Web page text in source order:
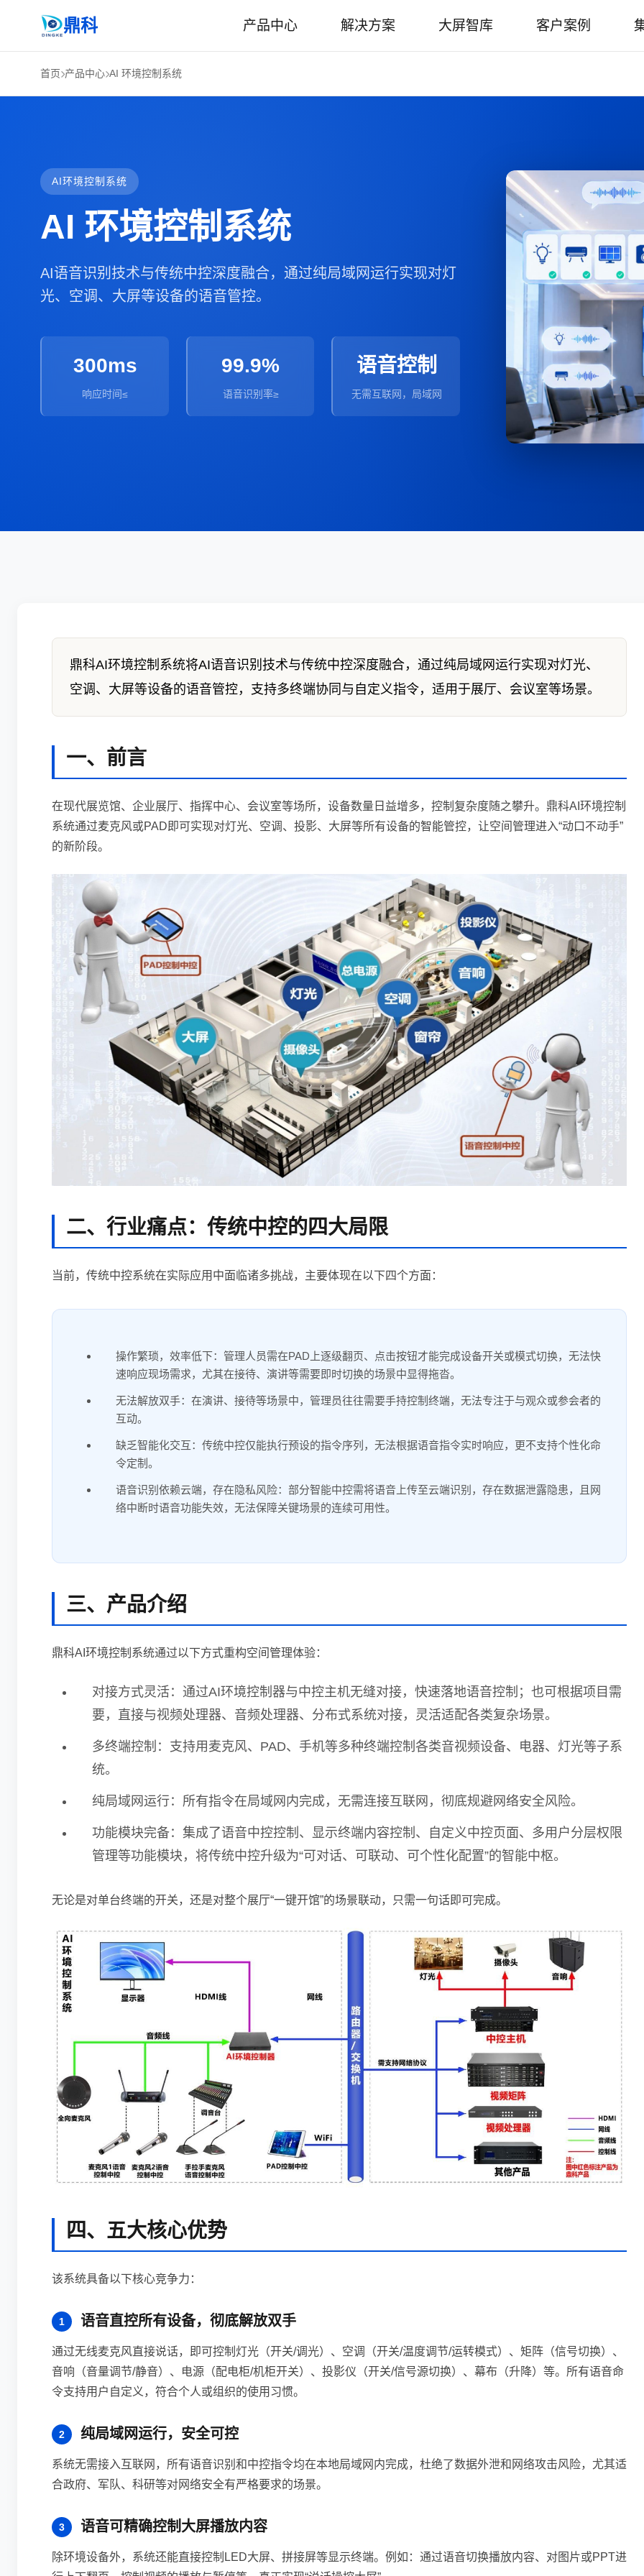
鼎科 产品中心 解决方案 大屏智库 客户案例
首页 产品中心 AI 环境控制系统
AI环境控制系统
AI 环境控制系统
AI语音识别技术与传统中控深度融合，通过纯局域网运行实现对灯
光、空调、大屏等设备的语音管控。
300ms
响应时间≤
99.9%
语音识别率≥
语音控制
无需互联网，局域网
鼎科AI环境控制系统将AI语音识别技术与传统中控深度融合，通过纯局域网运行实现对灯光、
空调、大屏等设备的语音管控，支持多终端协同与自定义指令，适用于展厅、会议室等场景。
一、前言
在现代展览馆、企业展厅、指挥中心、会议室等场所，设备数量日益增多，控制复杂度随之攀升。鼎科AI环境控制
系统通过麦克风或PAD即可实现对灯光、空调、投影、大屏等所有设备的智能管控，让空间管理进入“动口不动手”
的新阶段。
二、行业痛点：传统中控的四大局限
当前，传统中控系统在实际应用中面临诸多挑战，主要体现在以下四个方面：
操作繁琐，效率低下：管理人员需在PAD上逐级翻页、点击按钮才能完成设备开关或模式切换，无法快
速响应现场需求，尤其在接待、演讲等需要即时切换的场景中显得拖沓。
无法解放双手：在演讲、接待等场景中，管理员往往需要手持控制终端，无法专注于与观众或参会者的
互动。
缺乏智能化交互：传统中控仅能执行预设的指令序列，无法根据语音指令实时响应，更不支持个性化命
令定制。
语音识别依赖云端，存在隐私风险：部分智能中控需将语音上传至云端识别，存在数据泄露隐患，且网
络中断时语音功能失效，无法保障关键场景的连续可用性。
三、产品介绍
鼎科AI环境控制系统通过以下方式重构空间管理体验：
对接方式灵活：通过AI环境控制器与中控主机无缝对接，快速落地语音控制；也可根据项目需
要，直接与视频处理器、音频处理器、分布式系统对接，灵活适配各类复杂场景。
多终端控制：支持用麦克风、PAD、手机等多种终端控制各类音视频设备、电器、灯光等子系
统。
纯局域网运行：所有指令在局域网内完成，无需连接互联网，彻底规避网络安全风险。
功能模块完备：集成了语音中控控制、显示终端内容控制、自定义中控页面、多用户分层权限
管理等功能模块，将传统中控升级为“可对话、可联动、可个性化配置”的智能中枢。
无论是对单台终端的开关，还是对整个展厅“一键开馆”的场景联动，只需一句话即可完成。
四、五大核心优势
该系统具备以下核心竞争力：
语音直控所有设备，彻底解放双手
通过无线麦克风直接说话，即可控制灯光（开关/调光）、空调（开关/温度调节/运转模式）、矩阵（信号切换）、
音响（音量调节/静音）、电源（配电柜/机柜开关）、投影仪（开关/信号源切换）、幕布（升降）等。所有语音命
令支持用户自定义，符合个人或组织的使用习惯。
纯局域网运行，安全可控
系统无需接入互联网，所有语音识别和中控指令均在本地局域网内完成，杜绝了数据外泄和网络攻击风险，尤其适
合政府、军队、科研等对网络安全有严格要求的场景。
语音可精确控制大屏播放内容
除环境设备外，系统还能直接控制LED大屏、拼接屏等显示终端。例如：通过语音切换播放内容、对图片或PPT进